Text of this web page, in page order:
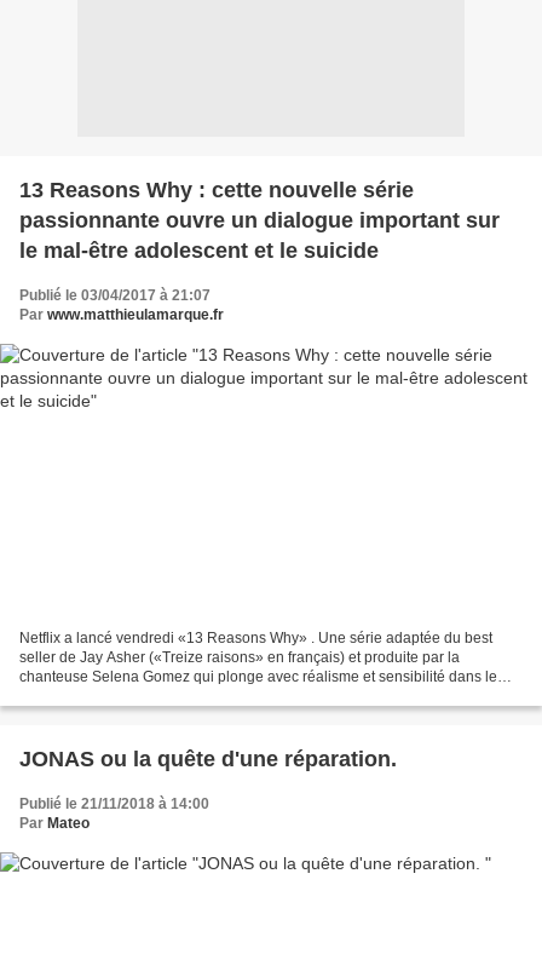
13 Reasons Why : cette nouvelle série
passionnante ouvre un dialogue important sur
le mal-être adolescent et le suicide
Publié le 03/04/2017 à 21:07
Par www.matthieulamarque.fr
Netflix a lancé vendredi «13 Reasons Why» . Une série adaptée du best
seller de Jay Asher («Treize raisons» en français) et produite par la
chanteuse Selena Gomez qui plonge avec réalisme et sensibilité dans le
JONAS ou la quête d'une réparation.
Publié le 21/11/2018 à 14:00
Par Mateo